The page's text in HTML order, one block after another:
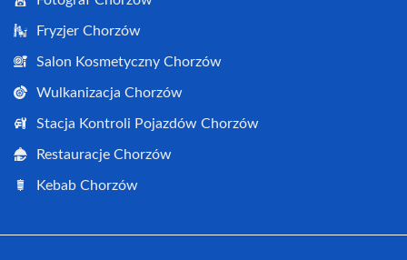
Fryzjer Chorzów
Salon Kosmetyczny Chorzów
Wulkanizacja Chorzów
Stacja Kontroli Pojazdów Chorzów
Restauracje Chorzów
Kebab Chorzów